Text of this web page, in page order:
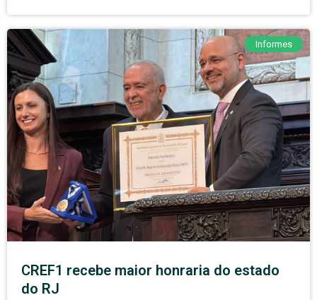
Informes
CREF1 recebe maior honraria do estado
do RJ